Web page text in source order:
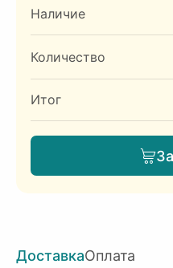
Наличие
Количество
Итог
ДоставкаОплата